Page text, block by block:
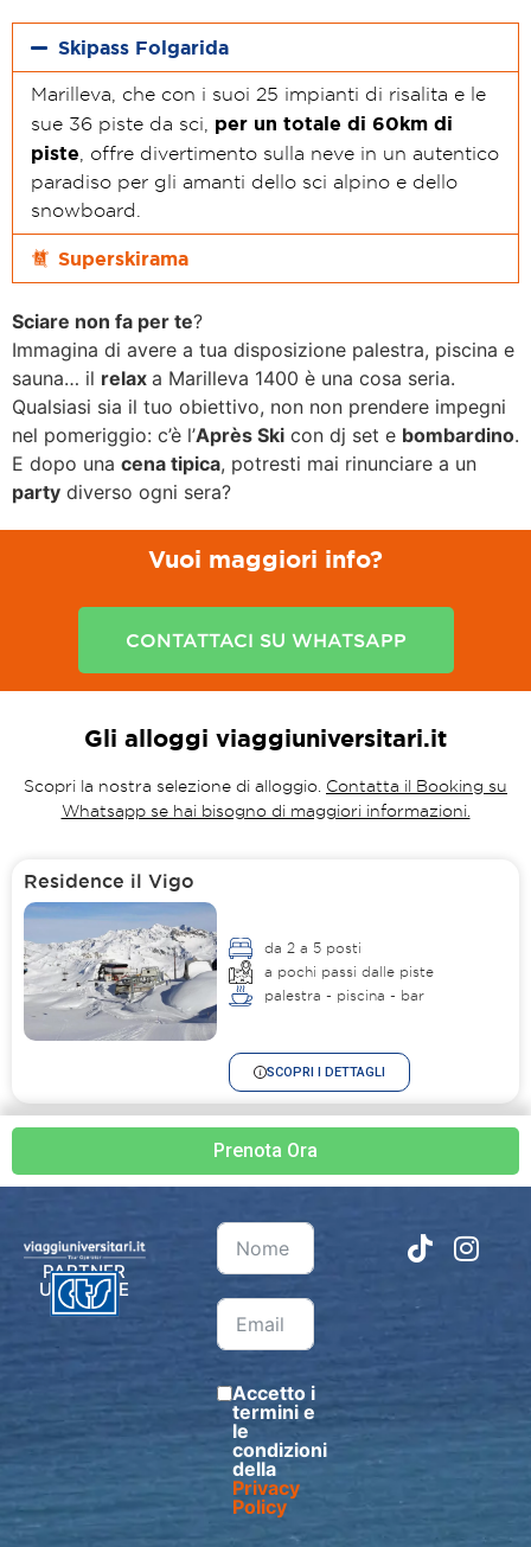
Skipass Folgarida
Marilleva, che con i suoi 25 impianti di risalita e le
sue 36 piste da sci, per un totale di 60km di
piste , offre divertimento sulla neve in un autentico
paradiso per gli amanti dello sci alpino e dello
snowboard.
Superskirama
Sciare non fa per te?
Immagina di avere a tua disposizione palestra, piscina e
sauna… il relax a Marilleva 1400 è una cosa seria.
Qualsiasi sia il tuo obiettivo, non non prendere impegni
nel pomeriggio: c’è l’Après Ski con dj set e bombardino.
E dopo una cena tipica, potresti mai rinunciare a un
party diverso ogni sera?
Vuoi maggiori info?
CONTATTACI SU WHATSAPP
Gli alloggi viaggiuniversitari.it
Scopri la nostra selezione di alloggio. Contatta il Booking su
Whatsapp se hai bisogno di maggiori informazioni.
Residence il Vigo
da 2 a 5 posti
a pochi passi dalle piste
palestra - piscina - bar
SCOPRI I DETTAGLI
Prenota Ora
PARTNER
UFFICIALE
Accetto i
termini e
le
condizioni
della
Privacy
Policy